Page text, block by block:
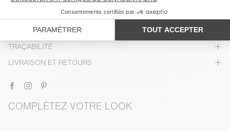
ENTRETIEN
TRAÇABILITÉ
LIVRAISON ET RETOURS
COMPLÉTEZ VOTRE LOOK